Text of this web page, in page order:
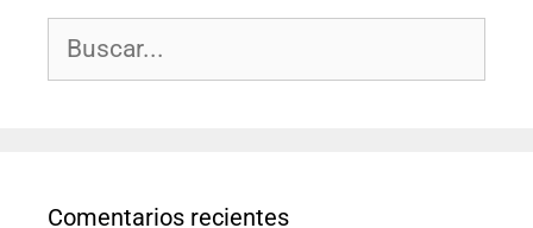
Comentarios recientes